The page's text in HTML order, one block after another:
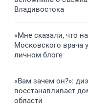
Владивостока
«Мне сказали, что
Московского врача
личном блоге
«Вам зачем он?»:
восстанавливает
области